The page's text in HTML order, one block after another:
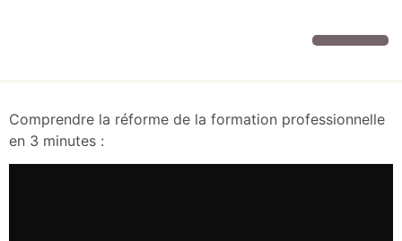
Comprendre la réforme de la formation professionnelle
en 3 minutes :